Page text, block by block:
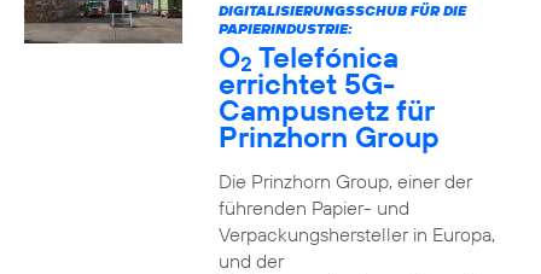
DIGITALISIERUNGSSCHUB FÜR DIE
PAPIERINDUSTRIE:
O2 Telefónica
errichtet 5G-
Campusnetz für
Prinzhorn Group
Die Prinzhorn Group, einer der
führenden Papier- und
Verpackungshersteller in Europa,
und der